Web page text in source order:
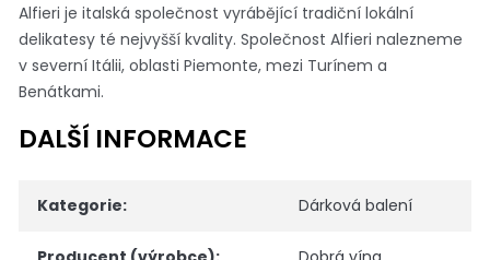
Alfieri je italská společnost vyrábějící tradiční lokální
delikatesy té nejvyšší kvality. Společnost Alfieri nalezneme
v severní Itálii, oblasti Piemonte, mezi Turínem a
Benátkami.
DALŠÍ INFORMACE
Kategorie: Dárková balení